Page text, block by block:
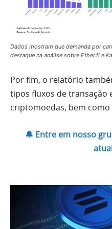
Dados mostram que demanda por
destaque na análise sobre Ether.fi e
Por fim, o relatório
tipos fluxos de transação
criptomoedas, bem
🔔 Entre em nosso